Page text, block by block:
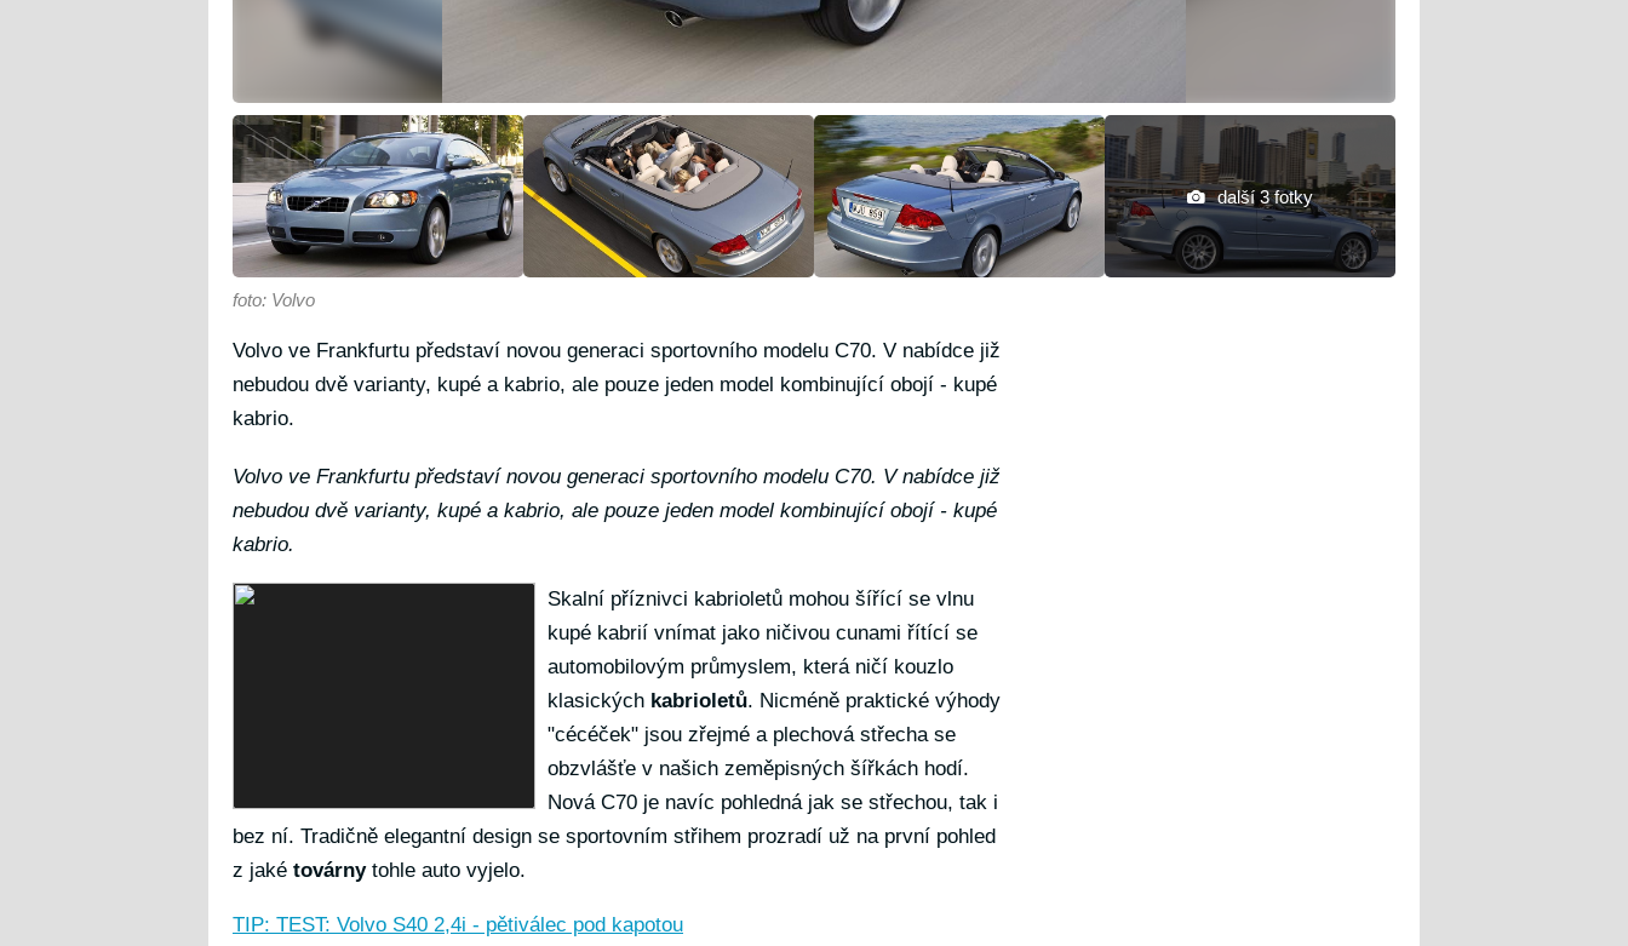
další 3 fotky
foto: Volvo
Volvo ve Frankfurtu představí novou generaci sportovního modelu C70. V nabídce již
nebudou dvě varianty, kupé a kabrio, ale pouze jeden model kombinující obojí - kupé
kabrio.
Volvo ve Frankfurtu představí novou generaci sportovního modelu C70. V nabídce již
nebudou dvě varianty, kupé a kabrio, ale pouze jeden model kombinující obojí - kupé
kabrio.
Skalní příznivci kabrioletů mohou šířící se vlnu
kupé kabrií vnímat jako ničivou cunami řítící se
automobilovým průmyslem, která ničí kouzlo
klasických kabrioletů. Nicméně praktické výhody
"cécéček" jsou zřejmé a plechová střecha se
obzvlášťe v našich zeměpisných šířkách hodí.
Nová C70 je navíc pohledná jak se střechou, tak i
bez ní. Tradičně elegantní design se sportovním střihem prozradí už na první pohled
z jaké továrnytohle auto vyjelo.
TIP: TEST: Volvo S40 2,4i - pětiválec pod kapotou